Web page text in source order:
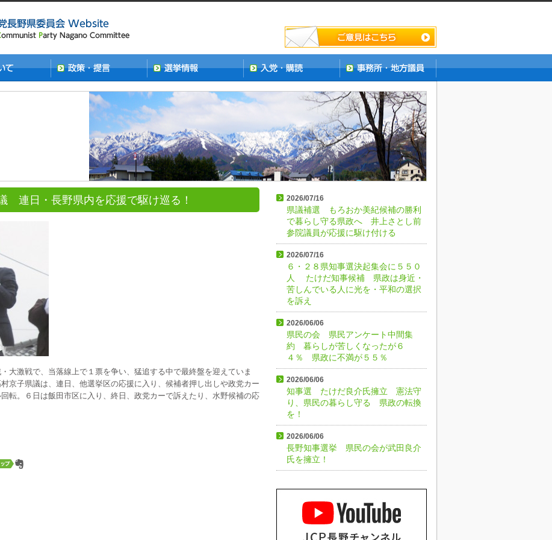
連日・長野県内を応援で駆け巡る！
大激戦で、当落線上で１票を争い、猛追する中で最終盤を迎えていま
京子県議は、連日、他選挙区の応援に入り、候補者押し出しや政党カー
転。６日は飯田市区に入り、終日、政党カーで訴えたり、水野候補の応
2026/07/16
県議補選 もろおか美紀候補の勝利
で暮らし守る県政へ 井上さとし前
参院議員が応援に駆け付ける
2026/07/16
６・２８県知事選決起集会に５５０
人 たけだ知事候補 県政は身近・
苦しんでいる人に光を・平和の選択
を訴え
2026/06/06
県民の会 県民アンケート中間集
約 暮らしが苦しくなったが６
４％ 県政に不満が５５％
2026/06/06
知事選 たけだ良介氏擁立 憲法守
り、県民の暮らし守る 県政の転換
を！
2026/06/06
長野知事選挙 県民の会が武田良介
氏を擁立！